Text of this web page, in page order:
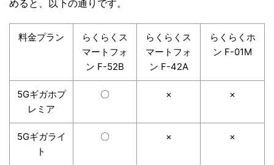
めると、以下の通りです。
料金プラン
らくらくス
マートフォ
ン F-52B
らくらくス
マートフォ
ン F-42A
らくらくホ
ン F-01M
5Gギガホプ
レミア
〇 × ×
5Gギガライ
ト
〇 × ×